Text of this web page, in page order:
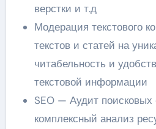
верстки и т.д
Модерация текстового
текстов и статей на
читабельность и
текстовой информации
SEO — Аудит
комплексный анализ